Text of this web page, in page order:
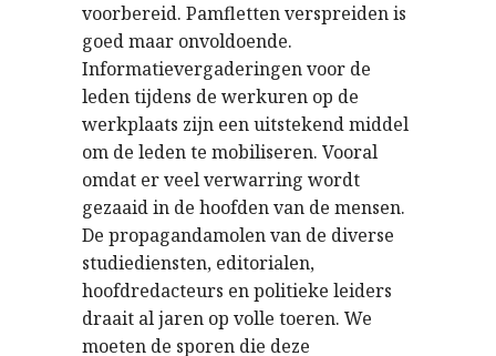
voorbereid. Pamfletten verspreiden is
goed maar onvoldoende.
Informatievergaderingen voor de
leden tijdens de werkuren op de
werkplaats zijn een uitstekend middel
om de leden te mobiliseren. Vooral
omdat er veel verwarring wordt
gezaaid in de hoofden van de mensen.
De propagandamolen van de diverse
studiediensten, editorialen,
hoofdredacteurs en politieke leiders
draait al jaren op volle toeren. We
moeten de sporen die deze